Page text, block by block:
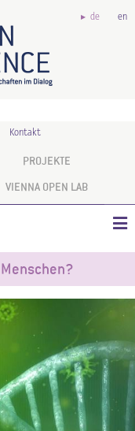
de en
Kontakt
PROJEKTE
VIENNA OPEN LAB